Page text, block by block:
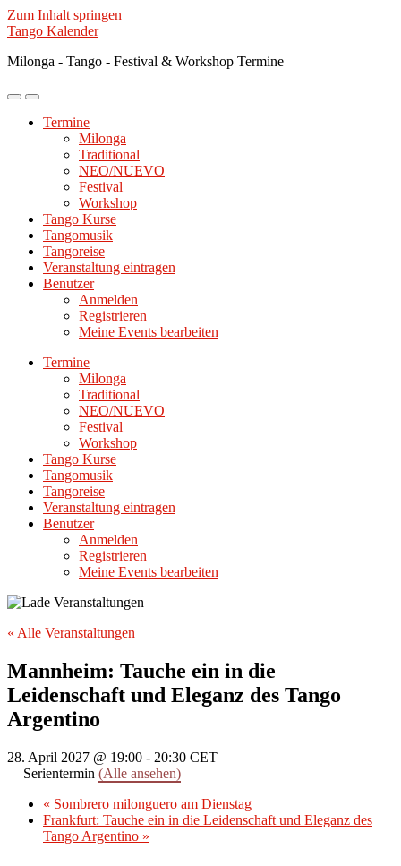
Zum Inhalt springen
Tango Kalender
Milonga - Tango - Festival & Workshop Termine
Mobile-
ein-/ausblenden
Suchfeld
ein-/ausblenden
Termine
Milonga
Traditional
NEO/NUEVO
Festival
Workshop
Tango Kurse
Tangomusik
Tangoreise
Veranstaltung eintragen
Benutzer
Anmelden
Registrieren
Meine Events bearbeiten
Termine
Milonga
Traditional
NEO/NUEVO
Festival
Workshop
Tango Kurse
Tangomusik
Tangoreise
Veranstaltung eintragen
Benutzer
Anmelden
Registrieren
Meine Events bearbeiten
« Alle Veranstaltungen
Mannheim: Tauche ein in die
Leidenschaft und Eleganz des Tango
Argentino
28. April 2027 @ 19:00 - 20:30 CET
Serientermin (Alle ansehen)
« Sombrero milonguero am Dienstag
Frankfurt: Tauche ein in die Leidenschaft und Eleganz des
Tango Argentino »